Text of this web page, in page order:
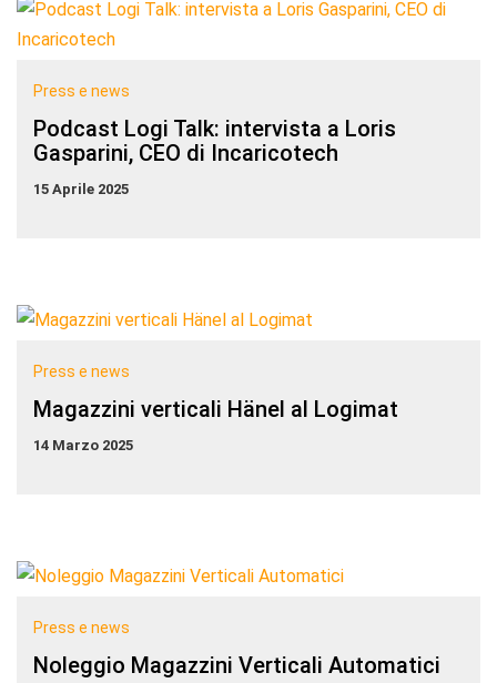
Press e news
Podcast Logi Talk: intervista a Loris
Gasparini, CEO di Incaricotech
15 Aprile 2025
Press e news
Magazzini verticali Hänel al Logimat
14 Marzo 2025
Press e news
Noleggio Magazzini Verticali Automatici